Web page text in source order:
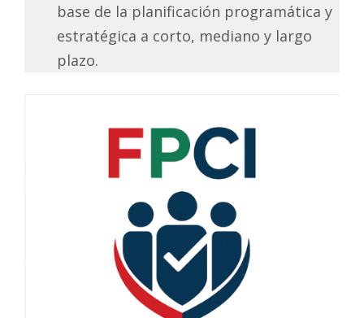
base de la planificación programática y
estratégica a corto, mediano y largo
plazo.